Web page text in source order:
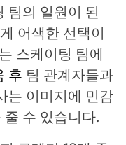
팀의 일원이 된
어색한 선택이
스케이팅 팀에
후 팀 관계자들과
는 이미지에 민감
수 있습니다.